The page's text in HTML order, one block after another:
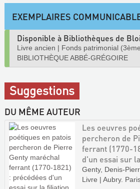
EXEMPLAIRES
Disponible à Bibliothèques de
Livre ancien | Fonds patrimonial
BIBLIOTHÈQUE ABBÉ-GRÉGOIRE
Suggestions
DU MÊME AUTEUR
Les oeuvres
percheron de
ferrant (1770-
d'un essai sur
Genty, Denis-
Livre | Aubry.